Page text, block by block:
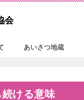
会
あいさつ地蔵
ける意味